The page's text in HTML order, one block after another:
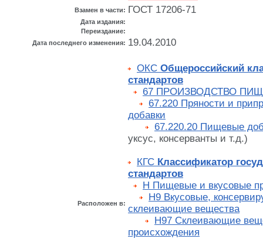
Взамен в части: ГОСТ 17206-71
Дата издания:
Переиздание:
Дата последнего изменения: 19.04.2010
Расположен в:
ОКС Общероссийский
стандартов
67 ПРОИЗВОДСТВО
67.220 Пряности и
добавки
67.220.20 Пищевые
уксус, консерванты и т.д.)
КГС Классификатор
стандартов
Н Пищевые и вкусовые
Н9 Вкусовые,
склеивающие вещества
Н97 Склеивающие
происхождения